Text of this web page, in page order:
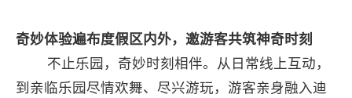
奇妙体验遍布度假区内外，邀游客共筑神奇时刻
不止乐园，奇妙时刻相伴。从日常线上互动，
到亲临乐园尽情欢舞、尽兴游玩，游客亲身融入迪